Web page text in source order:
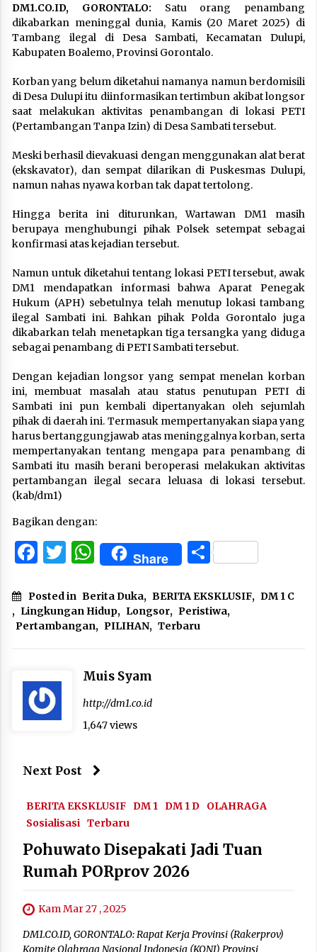
DM1.CO.ID, GORONTALO: Satu orang penambang
dikabarkan meninggal dunia, Kamis (20 Maret 2025) di
Tambang ilegal di Desa Sambati, Kecamatan Dulupi,
Kabupaten Boalemo, Provinsi Gorontalo.
Korban yang belum diketahui namanya namun berdomisili
di Desa Dulupi itu diinformasikan tertimbun akibat longsor
saat melakukan aktivitas penambangan di lokasi PETI
(Pertambangan Tanpa Izin) di Desa Sambati tersebut.
Meski berhasil dievakuasi dengan menggunakan alat berat
(ekskavator), dan sempat dilarikan di Puskesmas Dulupi,
namun nahas nyawa korban tak dapat tertolong.
Hingga berita ini diturunkan, Wartawan DM1 masih
berupaya menghubungi pihak Polsek setempat sebagai
konfirmasi atas kejadian tersebut.
Namun untuk diketahui tentang lokasi PETI tersebut, awak
DM1 mendapatkan informasi bahwa Aparat Penegak
Hukum (APH) sebetulnya telah menutup lokasi tambang
ilegal Sambati ini. Bahkan pihak Polda Gorontalo juga
dikabarkan telah menetapkan tiga tersangka yang diduga
sebagai penambang di PETI Sambati tersebut.
Dengan kejadian longsor yang sempat menelan korban
ini, membuat masalah atau status penutupan PETI di
Sambati ini pun kembali dipertanyakan oleh sejumlah
pihak di daerah ini. Termasuk mempertanyakan siapa yang
harus bertanggungjawab atas meninggalnya korban, serta
mempertanyakan tentang mengapa para penambang di
Sambati itu masih berani beroperasi melakukan aktivitas
pertambangan ilegal secara leluasa di lokasi tersebut.
(kab/dm1)
Bagikan dengan:
Facebook
Twitter
WhatsApp
Share Share
Posted in Berita Duka, BERITA EKSKLUSIF, DM 1 C
, Lingkungan Hidup, Longsor, Peristiwa,
Pertambangan, PILIHAN, Terbaru
Muis Syam
http://dm1.co.id
1,647 views
Next Post
BERITA EKSKLUSIF DM 1 DM 1 D
OLAHRAGA
Sosialisasi Terbaru
Pohuwato Disepakati Jadi Tuan
Rumah PORprov 2026
Kam Mar 27 , 2025
DM1.CO.ID, GORONTALO: Rapat Kerja Provinsi (Rakerprov)
Komite Olahraga Nasional Indonesia (KONI) Provinsi